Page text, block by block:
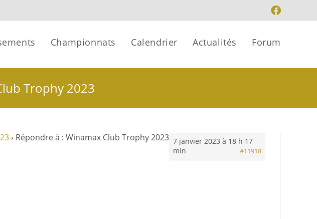
Championnats Calendrier Actualités Forum
Trophy 2023
› Répondre à : Winamax Club Trophy 2023 7 janvier 2023 à 18 h 17
min
#11918